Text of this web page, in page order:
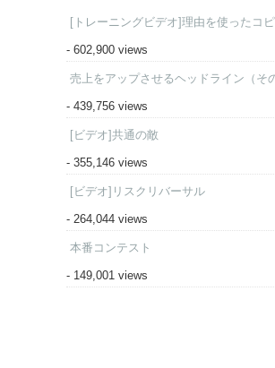
[トレーニングビデオ]理由を使ったコ
- 602,900 views
売上をアップさせるヘッドライン（そ
- 439,756 views
[ビデオ]共通の敵
- 355,146 views
[ビデオ]リスクリバーサル
- 264,044 views
本番コンテスト
- 149,001 views